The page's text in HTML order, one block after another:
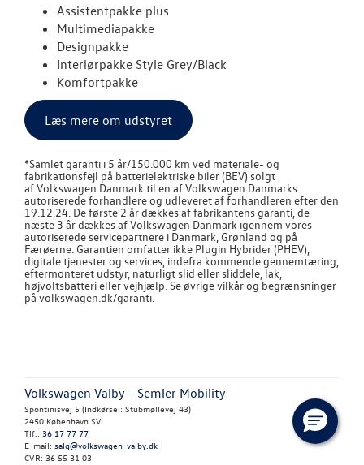
Assistentpakke plus
Multimediapakke
Designpakke
Interiørpakke Style Grey/Black
Komfortpakke
Læs mere om udstyret
*Samlet garanti i 5 år/150.000 km ved materiale- og
fabrikationsfejl på batterielektriske biler (BEV) solgt
afVolkswagen Danmark til en afVolkswagen Danmarks
autoriserede forhandlere og udleveret af forhandleren efter den
19.12.24. De første 2 år dækkes af fabrikantens garanti, de
næste 3 år dækkes afVolkswagen Danmark igennem vores
autoriserede servicepartnere i Danmark, Grønland og på
Færøerne. Garantien omfatter ikke Plugin Hybrider (PHEV),
digitale tjenester og services, indefra kommende gennemtæring,
eftermonteret udstyr, naturligt slid eller sliddele, lak,
højvoltsbatteri eller vejhjælp. Se øvrige vilkår og begrænsninger
på volkswagen.dk/garanti.
Volkswagen Valby - Semler Mobility
Spontinisvej 5 (Indkørsel: Stubmøllevej 43)
2450 København SV
Tlf.: 36 17 77 77
E-mail: salg@volkswagen-valby.dk
CVR: 36 55 31 03